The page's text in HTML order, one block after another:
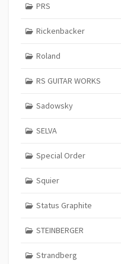
PRS
Rickenbacker
Roland
RS GUITAR WORKS
Sadowsky
SELVA
Special Order
Squier
Status Graphite
STEINBERGER
Strandberg